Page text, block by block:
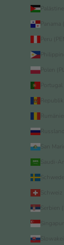
Panama
Peru
Polen
Portugal
Russland
San
Serbien
Singapur
Slowakei